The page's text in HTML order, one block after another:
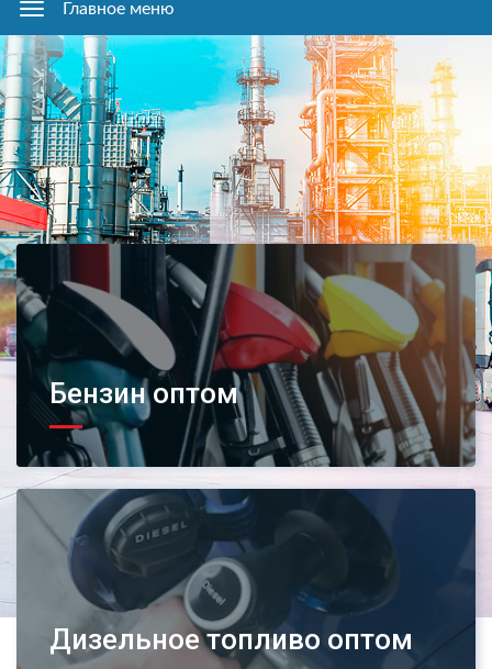
Главное
меню
Главное меню
Бензин оптом
Дизельное топливо оптом